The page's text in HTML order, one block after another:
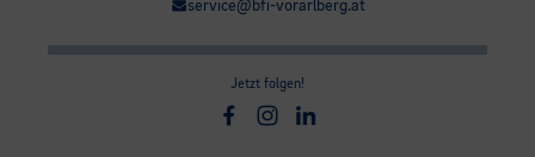
service@bfi-vorarlberg.at
Jetzt folgen!
Facebook
Instagram
Linkedin